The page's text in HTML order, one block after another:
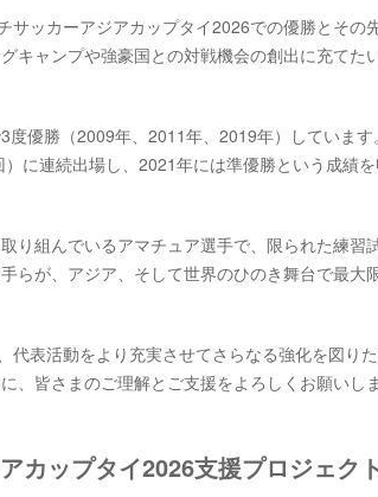
ッカーアジアカップタイ2026での優勝とその
キャンプや強豪国との対戦機会の創出に充てた
優勝（2009年、2011年、2019年）しています
に連続出場し、2021年には準優勝という成績
り組んでいるアマチュア選手で、限られた練習
らが、アジア、そして世界のひのき舞台で最大
表活動をより充実させてさらなる強化を図り
皆さまのご理解とご支援をよろしくお願いしま
カップタイ2026支援プロジェク